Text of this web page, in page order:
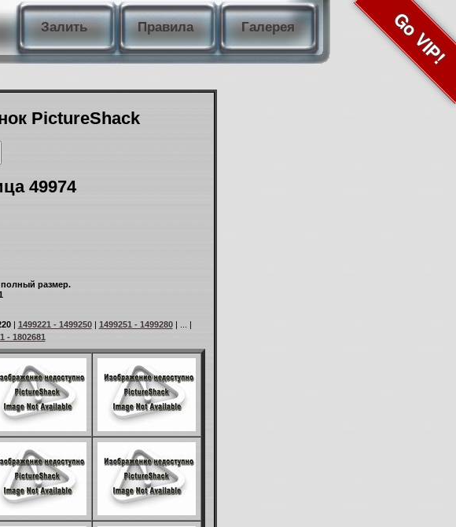
Залить Правила Галерея Go VIP!
PictureShack
49974
размер.
| 1499221 - 1499250| 1499251 - 1499280| ... |
- 1802681